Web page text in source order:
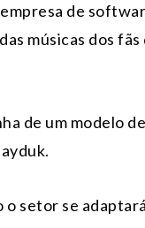
de
músicas dos
de um modelo
o setor se